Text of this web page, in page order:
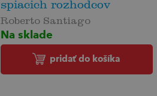
spiacich rozhodcov
Roberto Santiago
Na sklade
pridať do košíka